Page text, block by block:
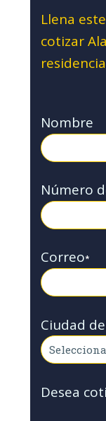
Llena
cotizar
Nombre
Número
Correo*
Ciudad
Desea